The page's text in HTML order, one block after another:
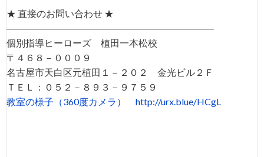
★ 直接のお問い合わせ ★
――――――――――――――――――――――
個別指導ヒーローズ 植田一本松校
〒４６８－０００９
名古屋市天白区元植田１－２０２ 金光ビル２Ｆ
ＴＥＬ：０５２－８９３－９７５９
教室の様子（360度カメラ）
http://urx.blue/HCgL